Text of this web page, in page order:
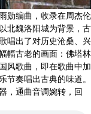
勋编曲，收录在周杰伦
北魏洛阳城为背景，古
唱出了对历史沧桑、兴
幅古老的画面：佛塔林
风歌曲，即在歌曲中加
奏唱出古典的味道。
，通曲音调婉转，回